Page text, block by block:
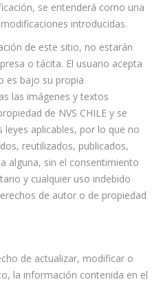
se entenderá como una
introducidas.
de este sitio, no estarán
o tácita. El usuario acepta
es bajo su propia
las imágenes y textos
de NVS CHILE y se
aplicables, por lo que no
reutilizados, publicados,
alguna, sin el consentimiento
y cualquier uso indebido
de autor o de propiedad
de actualizar, modificar o
la información contenida en el